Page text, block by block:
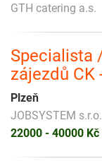
GTH catering a.s.
Specialista
zájezdů CK
Plzeň
JOBSYSTEM s.r.o.
22000 - 40000